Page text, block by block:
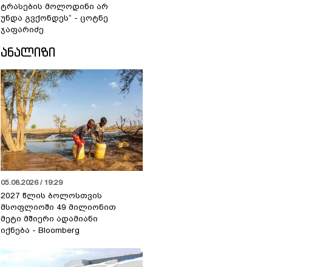
ტრასების მოლოდინი არ
უნდა გვქონდეს“ - ცოტნე
ჯაფარიძე
ᲐᲜᲐᲚᲘᲖᲘ
05.08.2026 / 19:29
2027 წლის ბოლოსთვის
მსოფლიოში 49 მილიონით
მეტი მშიერი ადამიანი
იქნება - Bloomberg